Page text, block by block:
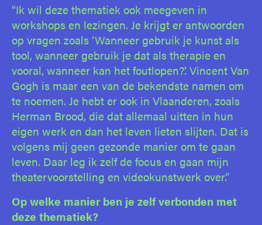
“Ik wil deze thematiek ook meegeven in
workshops en lezingen. Je krijgt er antwoorden
op vragen zoals ‘Wanneer gebruik je kunst als
tool, wanneer gebruik je dat als therapie en
vooral, wanneer kan het foutlopen?’. Vincent Van
Gogh is maar een van de bekendste namen om
te noemen. Je hebt er ook in Vlaanderen, zoals
Herman Brood, die dat allemaal uitten in hun
eigen werk en dan het leven lieten slijten. Dat is
volgens mij geen gezonde manier om te gaan
leven. Daar leg ik zelf de focus en gaan mijn
theatervoorstelling en videokunstwerk over.”
Op welke manier ben je zelf verbonden met
deze thematiek?